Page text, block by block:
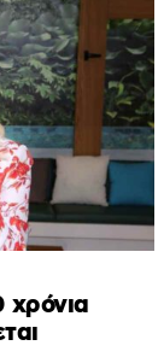
χρόνια